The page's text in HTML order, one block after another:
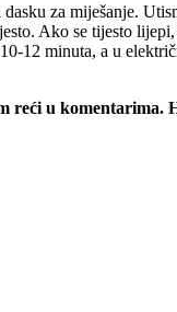
za miješanje.
Ako se tijesto
12 minuta, a u
reći u komentarima.